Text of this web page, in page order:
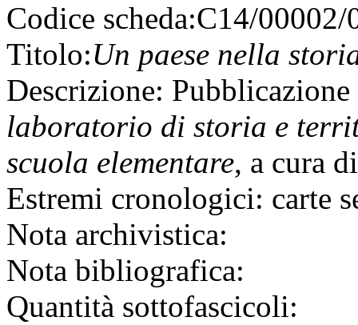
Codice scheda:C14/00002/
Titolo:Un paese nella
Descrizione: Pubblicazione
laboratorio di storia e
scuola elementare, a cura
Estremi cronologici: carte
Nota archivistica:
Nota bibliografica:
Quantità sottofascicoli: